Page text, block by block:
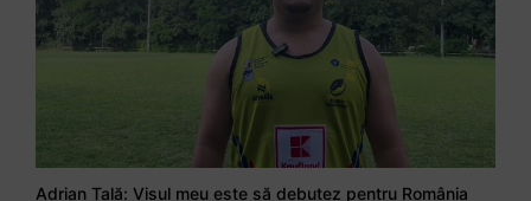
Adrian Țală: Visul meu este să debutez pentru România